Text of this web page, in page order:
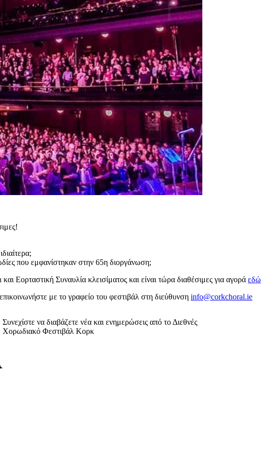
που εμφανίστηκαν στην 65η διοργάνωση;
Εορταστική Συναυλία κλεισίματος και είναι τώρα διαθέσιμες για αγορά εδώ
με το γραφείο του φεστιβάλ στη διεύθυνση info@corkchoral.ie
Συνεχίστε να διαβάζετε νέα και ενημερώσεις από το Διεθνές
Χορωδιακό Φεστιβάλ Κορκ